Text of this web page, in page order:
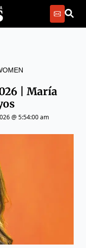
| María
@ 5:54:00 am